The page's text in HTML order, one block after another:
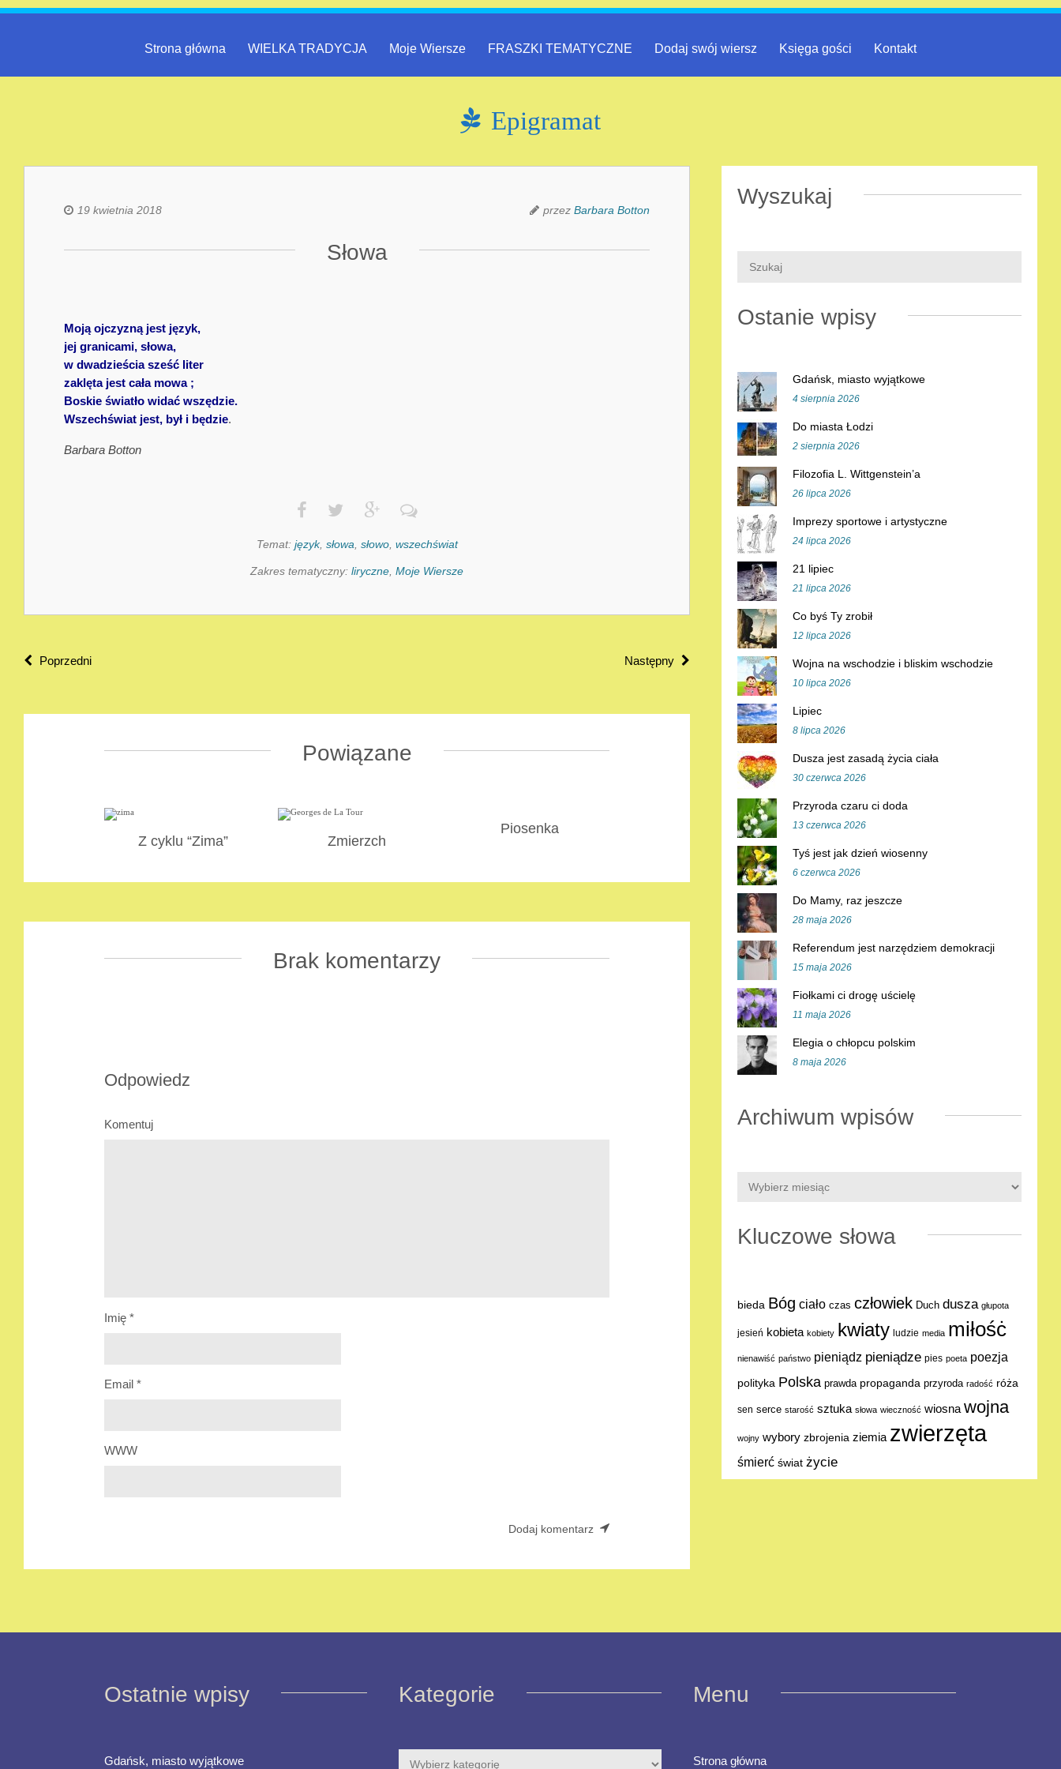
Strona główna WIELKA TRADYCJA Moje Wiersze FRASZKI TEMATYCZNE Dodaj swój wiersz Księga gości Kontakt
Epigramat
19 kwietnia 2018 przez Barbara Botton
Słowa
Moją ojczyzną jest język,
jej granicami, słowa,
w dwadzieścia sześć liter
zaklęta jest cała mowa ;
Boskie światło widać wszędzie.
Wszechświat jest, był i będzie.
Barbara Botton
Temat: język, słowa słowo, wszechświat
Zakres tematyczny: liryczne Moje Wiersze
Następny
Poprzedni
Powiązane
Z cyklu “Zima” Zmierzch
Piosenka
Brak komentarzy
Odpowiedz
Komentuj
Imię *
Email *
WWW
Wyszukaj
Ostanie wpisy
Gdańsk, miasto wyjątkowe
4 sierpnia 2026
Do miasta Łodzi
2 sierpnia 2026
Filozofia L. Wittgenstein’a
26 lipca 2026
Imprezy sportowe i artystyczne
24 lipca 2026
21 lipiec
21 lipca 2026
Co byś Ty zrobił
12 lipca 2026
Wojna na wschodzie i bliskim wschodzie
10 lipca 2026
Lipiec
8 lipca 2026
Dusza jest zasadą życia ciała
30 czerwca 2026
Przyroda czaru ci doda
13 czerwca 2026
Tyś jest jak dzień wiosenny
6 czerwca 2026
Do Mamy, raz jeszcze
28 maja 2026
Referendum jest narzędziem demokracji
15 maja 2026
Fiołkami ci drogę uścielę
11 maja 2026
Elegia o chłopcu polskim
8 maja 2026
Archiwum wpisów
Kluczowe słowa
bieda Bóg ciało czas człowiek Duch dusza głupota
jesień kobieta kobiety kwiaty ludzie media miłośċ
nienawiść państwo pieniądz pieniądze pies poeta poezja
polityka Polska prawda propaganda przyroda radość róża
sen serce starość sztuka słowa wieczność wiosna wojna
wojny wybory zbrojenia ziemia zwierzęta
śmierć świat życie
Ostatnie wpisy
Gdańsk, miasto wyjątkowe
Kategorie Menu
Strona główna